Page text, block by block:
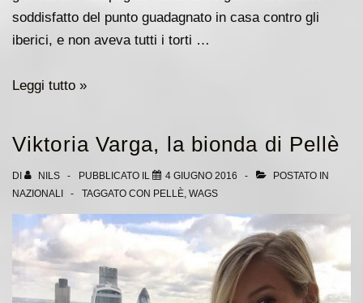
soddisfatto del punto guadagnato in casa contro gli
iberici, e non aveva tutti i torti …
Macedonia
ritorna
Verratti,
due
cambi
attacco
Leggi tutto »
Viktoria Varga, la bionda di Pellè
DI NILS PUBBLICATO IL 4 GIUGNO 2016
POSTATO IN
NAZIONALI
TAGGATO CON PELLÈ, WAGS